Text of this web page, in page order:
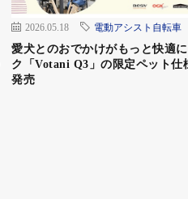
2026.05.18 電動アシスト自転車
愛犬とのおでかけがもっと快適
ク「Votani Q3」の限定ペット仕
発売